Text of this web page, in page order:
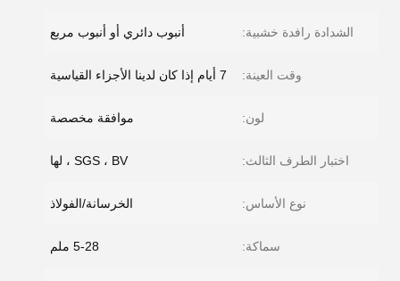
الشدادة رافدة خشبية: أنبوب دائري أو أنبوب مربع
وقت العينة: 7 أيام إذا كان لدينا الأجزاء القياسية
لون: موافقة مخصصة
اختبار الطرف الثالث: SGS ، BV ، لها
نوع الأساس: الخرسانة/الفولاذ
سماكة: 5-28 ملم